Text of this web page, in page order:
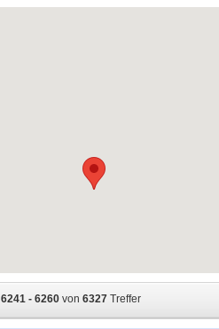
6241 - 6260 von 6327 Treffer